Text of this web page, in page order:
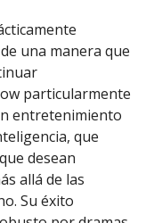
una manera que
particularmente
entretenimiento
que
desean
allá de las
Su éxito